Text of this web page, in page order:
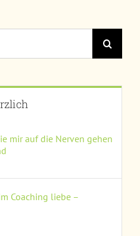
mir auf die Nerven gehen
Coaching liebe –